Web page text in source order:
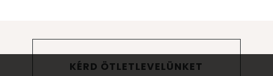
KÉRD ÖTLETLEVELÜNKET